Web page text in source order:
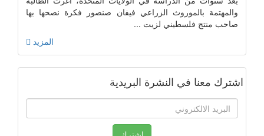
والمهتمة بالموروث الزراعي فيفان صنصور فكرة نصحها بها
صاحب منتج فلسطيني لزيت ...
المزيد
اشترك معنا في النشرة البريدية